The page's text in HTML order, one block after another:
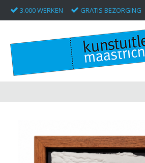
3.000 WERKEN GRATIS BEZORGING